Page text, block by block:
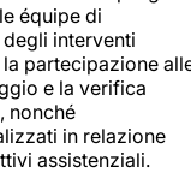
équipe di
interventi
partecipazione
e la verifica
nonché
in relazione
assistenziali.